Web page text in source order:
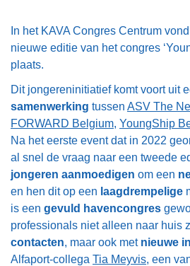
In het KAVA Congres Centrum
nieuwe editie van het congres
plaats.
Dit jongereninitiatief komt voort uit
samenwerking tussen ASV The
FORWARD Belgium, YoungShip
Na het eerste event dat in 2022
al snel de vraag naar een tweede
jongeren aanmoedigen om een
en hen dit op een laagdrempelige
is een gevuld havencongres
professionals niet alleen naar huis
contacten, maar ook met nieuwe
Alfaport-collega Tia Meyvis, een